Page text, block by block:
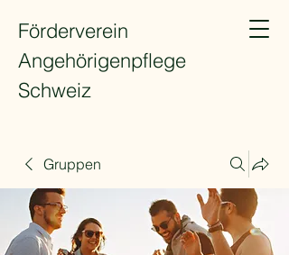
Förderverein
Angehörigenpflege
Schweiz
Gruppen